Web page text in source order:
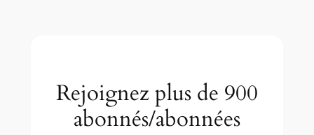
Rejoignez plus de 900
abonnés/abonnées